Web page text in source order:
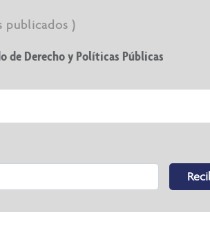
publicados )
de Derecho y Políticas Públicas